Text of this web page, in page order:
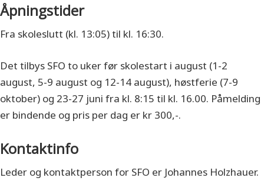
Åpningstider
Fra skoleslutt (kl. 13:05) til kl. 16:30.
Det tilbys SFO to uker før skolestart i august (1-2
august, 5-9 august og 12-14 august), høstferie (7-9
oktober) og 23-27 juni fra kl. 8:15 til kl. 16.00. Påmelding
er bindende og pris per dag er kr 300,-.
Kontaktinfo
Leder og kontaktperson for SFO er Johannes Holzhauer.